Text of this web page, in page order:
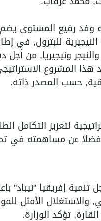
وفد رفيع المستوى
للبترول, في
ونيجيريا, من
هذا المشروع
حسب المصدر ذاته.
لتعزيز التكامل
فضلا عن مساهمته في
إفريقيا "نيباد"
والاستغلال الأمثل
تؤكد الوزارة.